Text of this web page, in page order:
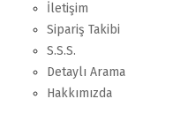
İletişim
Sipariş Takibi
S.S.S.
Detaylı Arama
Hakkımızda